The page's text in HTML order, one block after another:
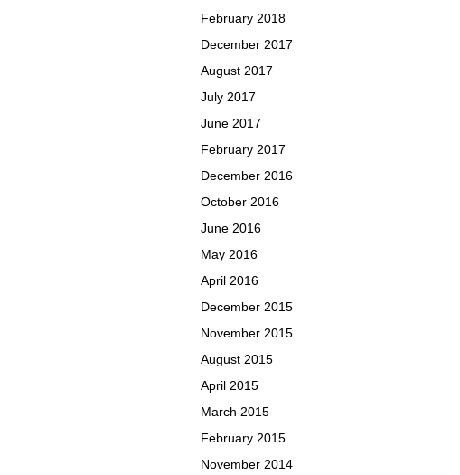
February 2018
December 2017
August 2017
July 2017
June 2017
February 2017
December 2016
October 2016
June 2016
May 2016
April 2016
December 2015
November 2015
August 2015
April 2015
March 2015
February 2015
November 2014